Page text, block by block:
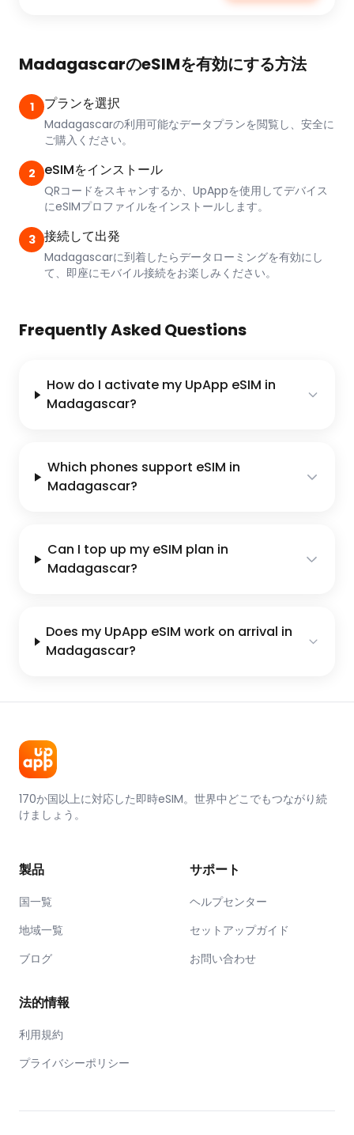
MadagascarのeSIMを有効にする方法
1 プランを選択
Madagascarの利用可能なデータプランを閲覧し、安全に
ご購入ください。
2 eSIMをインストール
QRコードをスキャンするか、UpAppを使用してデバイス
にeSIMプロファイルをインストールします。
3 接続して出発
Madagascarに到着したらデータローミングを有効にし
て、即座にモバイル接続をお楽しみください。
Frequently Asked Questions
How do I activate my UpApp eSIM in
Madagascar?
Which phones support eSIM in
Madagascar?
Can I top up my eSIM plan in
Madagascar?
Does my UpApp eSIM work on arrival in
Madagascar?
170か国以上に対応した即時eSIM。世界中どこでもつながり続
けましょう。
製品
国一覧
地域一覧
ブログ
サポート
ヘルプセンター
セットアップガイド
お問い合わせ
法的情報
利用規約
プライバシーポリシー